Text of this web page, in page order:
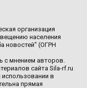
организация
населения
новостей" (ОГРН
с мнением авторов.
сайта Sila-rf.ru
использовании в
прямая